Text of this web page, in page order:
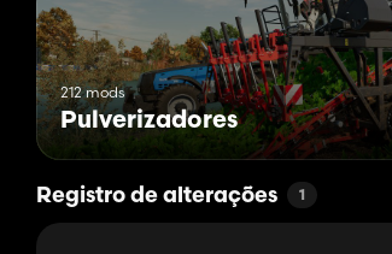
Para que os pivôs funcionem, eles são
acoplados a um veículo motorizado.
Também podemos deixá-los trabalhar sem
do veículo. Mesmo assim, os veículos
No PC, isso é resolvido usando o mod
de distância.
Este mod não existe para consoles, então
Guardar informação:
212 mods
Pulverizadores
Registro de alterações 1